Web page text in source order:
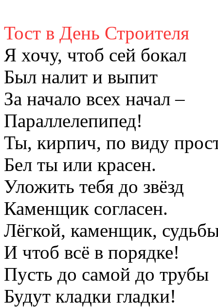
Тост в День Строителя
Я хочу, чтоб сей бокал
Был налит и выпит
За начало всех начал –
Параллелепипед!
Ты, кирпич, по виду
Бел ты или красен.
Уложить тебя до звёзд
Каменщик согласен.
Лёгкой, каменщик,
И чтоб всё в порядке!
Пусть до самой до трубы
Будут кладки гладки!